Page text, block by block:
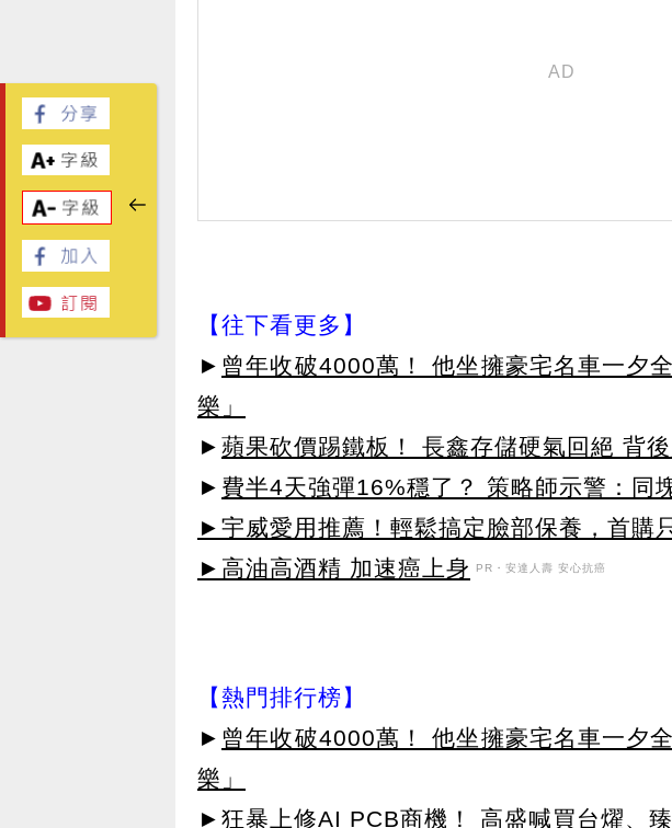
【往下看更多】
► 曾年收破4000萬！ 他坐擁豪宅名車一夕
樂」
► 蘋果砍價踢鐵板！ 長鑫存儲硬氣回絕 背
► 費半4天強彈16%穩了？ 策略師示警：同
►宇威愛用推薦！輕鬆搞定臉部保養，首購
►高油高酒精 加速癌上身 PR・安達人壽 安心抗癌
【熱門排行榜】
► 曾年收破4000萬！ 他坐擁豪宅名車一夕
樂」
► 狂暴上修AI PCB商機！ 高盛喊買台燿、